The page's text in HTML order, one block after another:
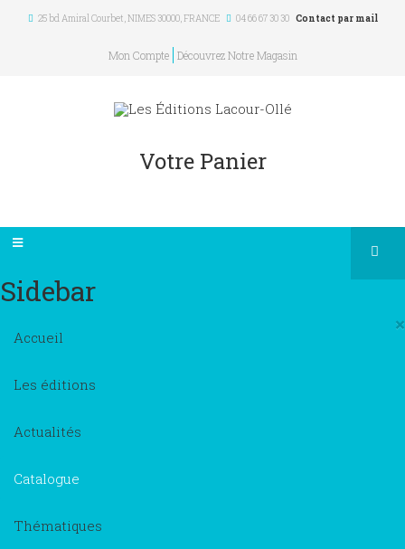
25 bd Amiral Courbet, NIMES 30000,FRANCE 04 66 67 30 30 Contact par mail
Mon Compte Découvrez Notre Magasin
Votre Panier
Sidebar
×
Accueil
Les éditions
Actualités
Catalogue
Thématiques